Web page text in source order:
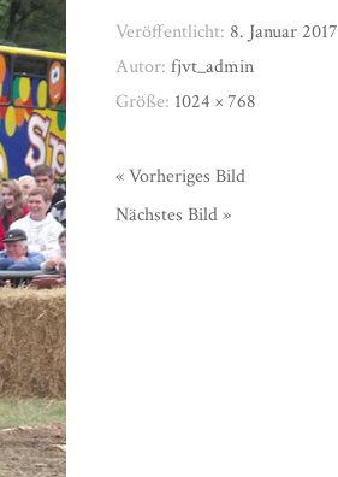
Veröffentlicht: 8. Januar 2017
Autor:fjvt_admin
Größe: 1024 × 768
« Vorheriges Bild
Nächstes Bild »